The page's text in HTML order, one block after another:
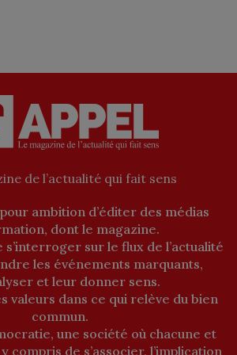
de l’actualité qui fait sens
ambition d’éditer des médias
dont le magazine.
sur le flux de l’actualité
les événements marquants,
et leur donner sens.
valeurs dans ce qui relève du bien
commun.
une société où chacune et
compris de s’associer, l’implication